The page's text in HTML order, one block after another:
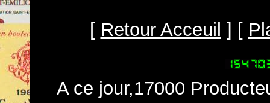
[ Retour Acceuil ] [
A ce jour,17000